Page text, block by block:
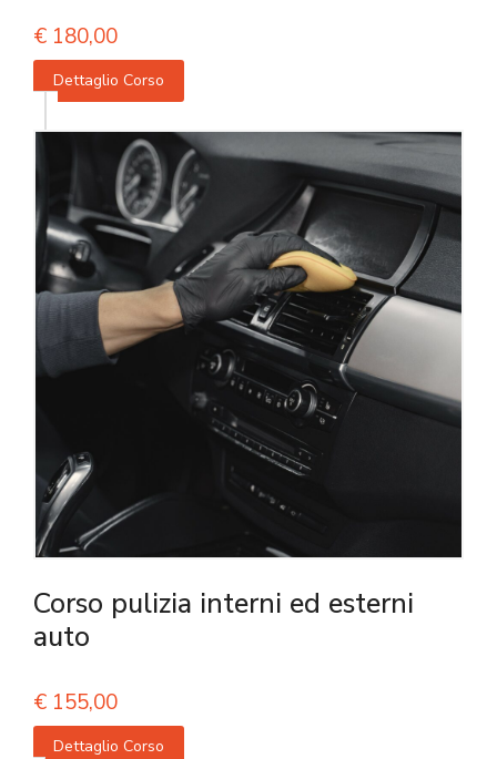
€ 180,00
Dettaglio Corso
Corso pulizia interni ed esterni
auto
€ 155,00
Dettaglio Corso